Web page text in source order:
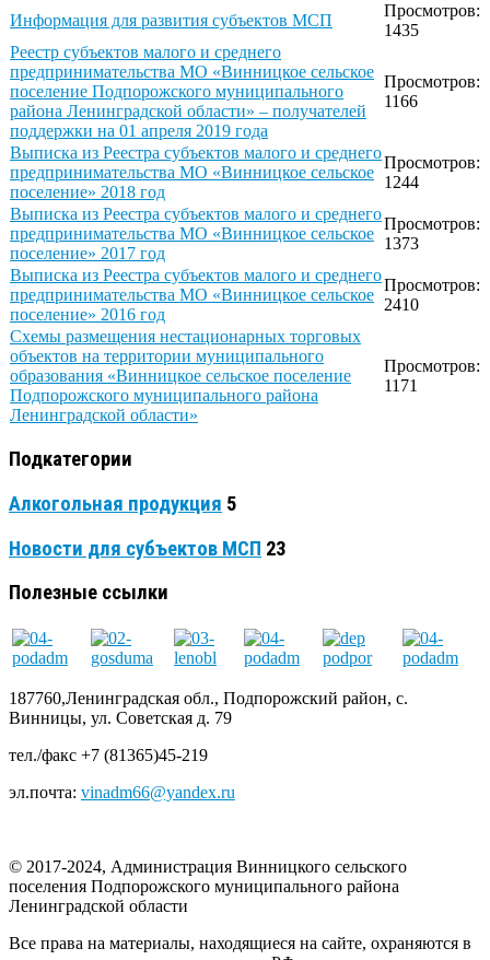
Информация для развития субъектов МСП
Просмотров:
1435
Реестр субъектов малого и среднего
предпринимательства МО «Винницкое сельское
поселение Подпорожского муниципального
района Ленинградской области» – получателей
поддержки на 01 апреля 2019 года
Просмотров:
1166
Выписка из Реестра субъектов малого и среднего
предпринимательства МО «Винницкое сельское
поселение» 2018 год
Просмотров:
1244
Выписка из Реестра субъектов малого и среднего
предпринимательства МО «Винницкое сельское
поселение» 2017 год
Просмотров:
1373
Выписка из Реестра субъектов малого и среднего
предпринимательства МО «Винницкое сельское
поселение» 2016 год
Просмотров:
2410
Схемы размещения нестационарных торговых
объектов на территории муниципального
образования «Винницкое сельское поселение
Подпорожского муниципального района
Ленинградской области»
Просмотров:
1171
Подкатегории
Алкогольная продукция 5
Новости для субъектов МСП 23
Полезные ссылки
187760,Ленинградская обл., Подпорожский район, с.
Винницы, ул. Советская д. 79
тел./факс +7 (81365)45-219
эл.почта: vinadm66@yandex.ru
© 2017-2024, Администрация Винницкого сельского
поселения Подпорожского муниципального района
Ленинградской области
Все права на материалы, находящиеся на сайте, охраняются в